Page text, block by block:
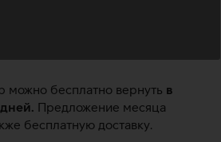
можно бесплатно вернуть в
Предложение месяца
бесплатную доставку.